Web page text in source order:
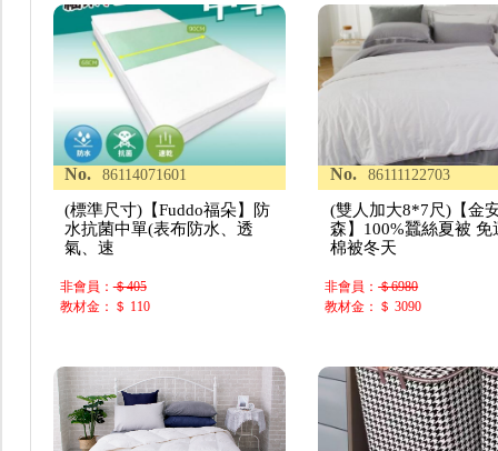
No. 86114071601
(標準尺寸)【Fuddo福朵】防
水抗菌中單(表布防水、透
氣、速
非會員：＄405
教材金：＄ 110
No. 86111122703
(雙人加大8*7尺)【金
森】100%蠶絲夏被 免
棉被冬天
非會員：＄6980
教材金：＄ 3090